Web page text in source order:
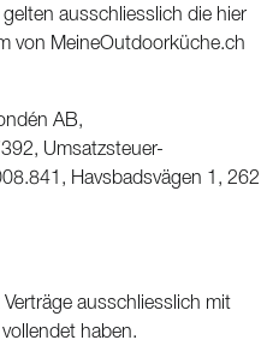
ausschliesslich die hier
von MeineOutdoorküche.ch
AB,
Umsatzsteuer-
Havsbadsvägen 1, 262
ausschliesslich mit
haben.